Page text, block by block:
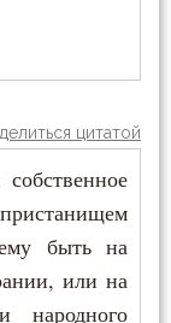
цитатой
быть на
или на